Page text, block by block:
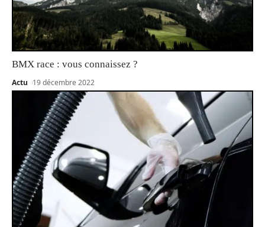
BMX race : vous connaissez ?
Actu 19 décembre 2022